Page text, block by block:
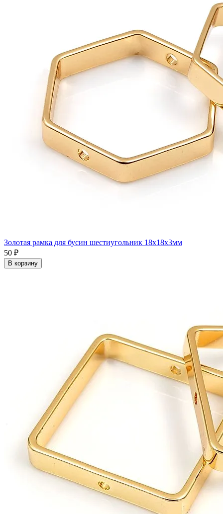
Золотая рамка для бусин шестиугольник 18x18x3мм
50 ₽
В корзину